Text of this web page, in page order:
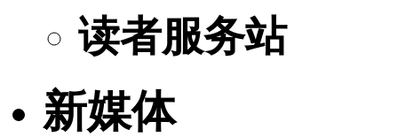
读者服务站
新媒体